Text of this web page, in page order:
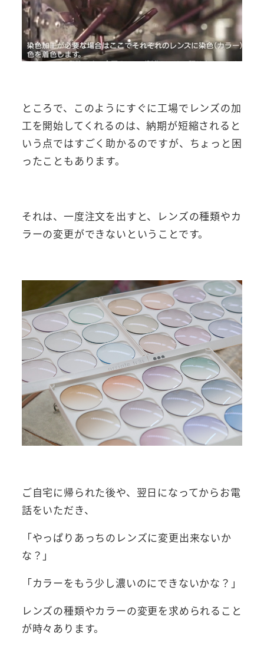
ところで、このようにすぐに工場でレンズの加
工を開始してくれるのは、納期が短縮されると
いう点ではすごく助かるのですが、ちょっと困
ったこともあります。
それは、一度注文を出すと、レンズの種類やカ
ラーの変更ができないということです。
ご自宅に帰られた後や、翌日になってからお電
話をいただき、
「やっぱりあっちのレンズに変更出来ないか
な？」
「カラーをもう少し濃いのにできないかな？」
レンズの種類やカラーの変更を求められること
が時々あります。